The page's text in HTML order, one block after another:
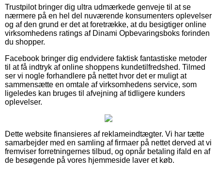
Trustpilot bringer dig ultra udmærkede genveje til at se
nærmere på en hel del nuværende konsumenters oplevelser
og af den grund er det at foretrække, at du besigtiger online
virksomhedens ratings af Dinami Opbevaringsboks forinden
du shopper.
Facebook bringer dig endvidere faktisk fantastiske metoder
til at få indtryk af online shoppens kundetilfredshed. Tilmed
ser vi nogle forhandlere på nettet hvor det er muligt at
sammensætte en omtale af virksomhedens service, som
ligeledes kan bruges til afvejning af tidligere kunders
oplevelser.
Dette website finansieres af reklameindtægter. Vi har tætte
samarbejder med en samling af firmaer på nettet derved at vi
fremviser forretningernes tilbud, og opnår betaling ifald en af
de besøgende på vores hjemmeside laver et køb.